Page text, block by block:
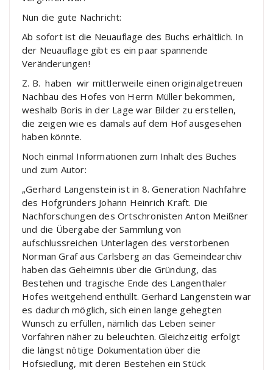
Nun die gute Nachricht:
Ab sofort ist die Neuauflage des Buchs erhältlich. In
der Neuauflage gibt es ein paar spannende
Veränderungen!
Z. B. haben wir mittlerweile einen originalgetreuen
Nachbau des Hofes von Herrn Müller bekommen,
weshalb Boris in der Lage war Bilder zu erstellen,
die zeigen wie es damals auf dem Hof ausgesehen
haben könnte.
Noch einmal Informationen zum Inhalt des Buches
und zum Autor:
„Gerhard Langenstein ist in 8. Generation Nachfahre
des Hofgründers Johann Heinrich Kraft. Die
Nachforschungen des Ortschronisten Anton Meißner
und die Übergabe der Sammlung von
aufschlussreichen Unterlagen des verstorbenen
Norman Graf aus Carlsberg an das Gemeindearchiv
haben das Geheimnis über die Gründung, das
Bestehen und tragische Ende des Langenthaler
Hofes weitgehend enthüllt. Gerhard Langenstein war
es dadurch möglich, sich einen lange gehegten
Wunsch zu erfüllen, nämlich das Leben seiner
Vorfahren näher zu beleuchten. Gleichzeitig erfolgt
die längst nötige Dokumentation über die
Hofsiedlung, mit deren Bestehen ein Stück